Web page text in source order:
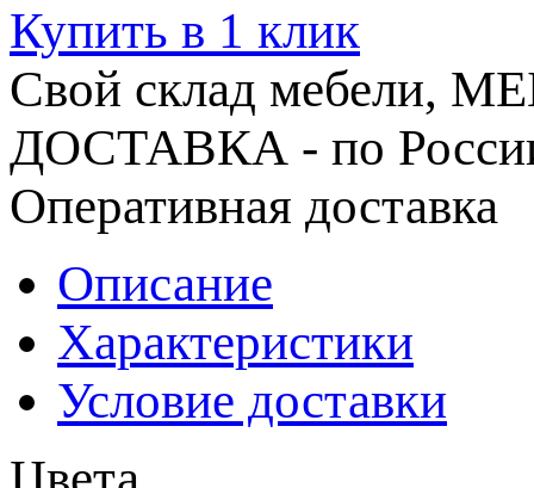
Купить в 1 клик
Свой склад мебели,
ДОСТАВКА - по
Оперативная доставка
Описание
Характеристики
Условие доставки